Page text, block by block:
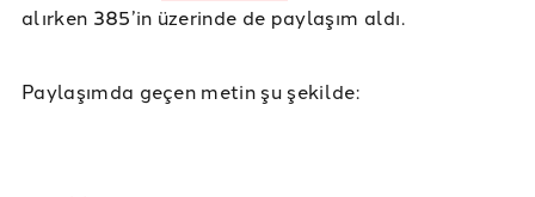
alırken 385’in üzerinde de paylaşım aldı.
Paylaşımda geçen metin şu şekilde: